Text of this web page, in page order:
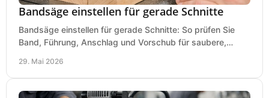
Bandsäge einstellen für gerade Schnitte
Bandsäge einstellen für gerade Schnitte: So prüfen Sie
Band, Führung, Anschlag und Vorschub für saubere,
29. Mai 2026